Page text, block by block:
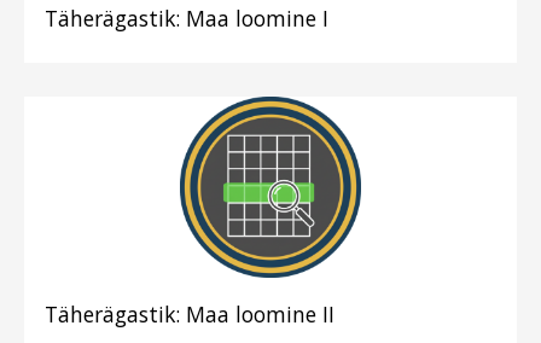
Täherägastik: Maa loomine I
Täherägastik: Maa loomine II